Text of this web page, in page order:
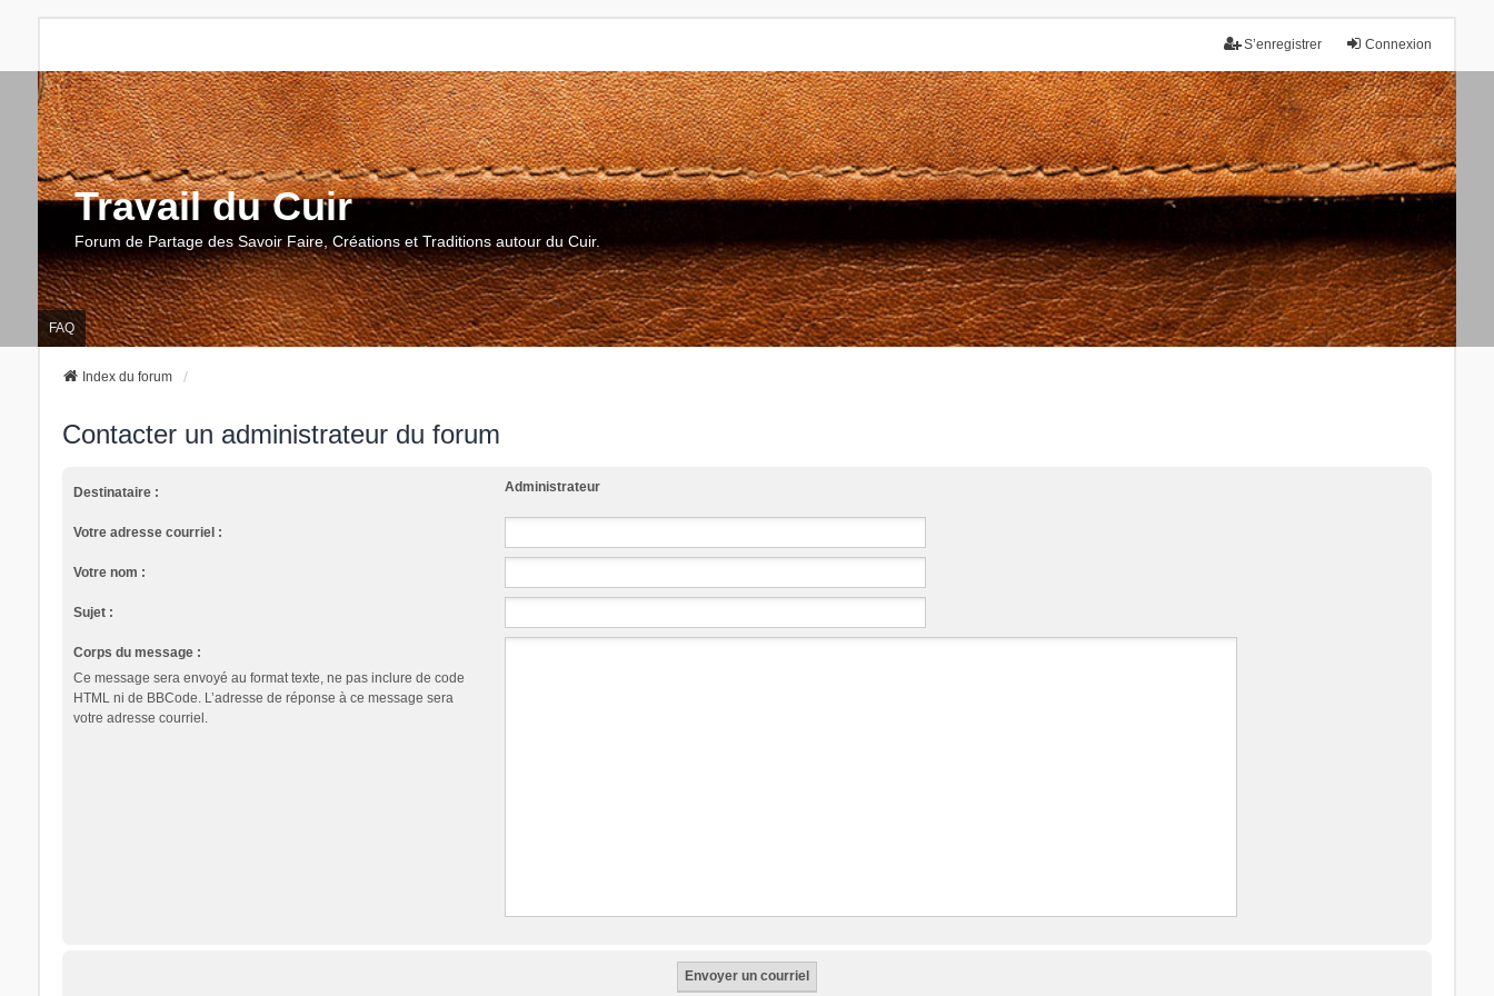
Connexion
S’enregistrer
Travail du Cuir
Forum de Partage des Savoir Faire, Créations et Traditions autour du Cuir.
FAQ
Index du forum
Contacter un administrateur du forum
Destinataire : Administrateur
Votre adresse courriel :
Votre nom :
Sujet :
Corps du message :
Ce message sera envoyé au format texte, ne pas inclure de code
HTML ni de BBCode. L’adresse de réponse à ce message sera
votre adresse courriel.